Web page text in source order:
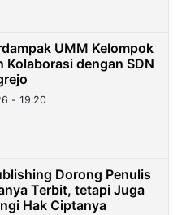
UMM Kelompok
Kolaborasi dengan SDN
- 19:20
Dorong Penulis
Terbit, tetapi Juga
Hak Ciptanya